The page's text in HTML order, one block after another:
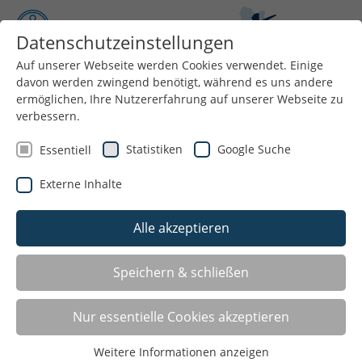
Menü
Bewegung, die Kinder stark macht
Kinder brauchen Bewegung – für ihre Gesundheit, ihre
Entwicklung und ihr Wohlbefinden.
Wir unterstützen Kitas und Schulen dabei,Sport und
Datenschutzeinstellungen
Auf unserer Webseite werden Cookies verwendet. Einige
davon werden zwingend benötigt, während es uns andere
ermöglichen, Ihre Nutzererfahrung auf unserer Webseite zu
verbessern.
Essentiell Statistiken Google Suche
Externe Inhalte
Alle akzeptieren
Speichern & schließen
Nur essentielle Cookies akzeptieren
Weitere Informationen anzeigen